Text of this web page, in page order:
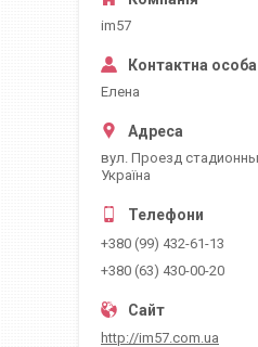
im57
Елена
вул. Проезд
Україна
+380 (99) 432-61-13
+380 (63) 430-00-20
http://im57.com.ua